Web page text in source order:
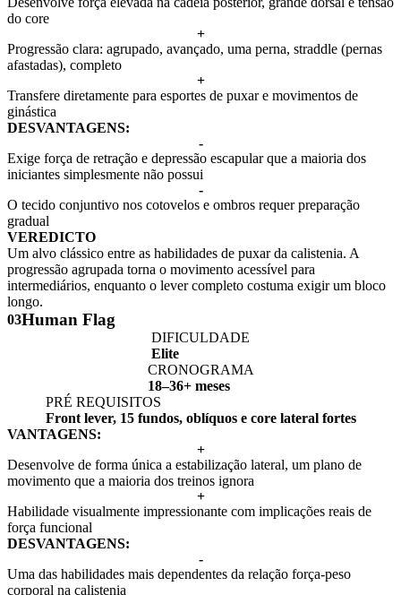
do core
+
Progressão clara: agrupado, avançado, uma perna, straddle (pernas
afastadas), completo
+
Transfere diretamente para esportes de puxar e movimentos de
ginástica
DESVANTAGENS:
-
Exige força de retração e depressão escapular que a maioria dos
iniciantes simplesmente não possui
-
O tecido conjuntivo nos cotovelos e ombros requer preparação
gradual
VEREDICTO
Um alvo clássico entre as habilidades de puxar da calistenia. A
progressão agrupada torna o movimento acessível para
intermediários, enquanto o lever completo costuma exigir um bloco
longo.
03Human Flag
DIFICULDADE
Elite
CRONOGRAMA
18–36+ meses
PRÉ REQUISITOS
Front lever, 15 fundos, oblíquos e core lateral fortes
VANTAGENS:
+
Desenvolve de forma única a estabilização lateral, um plano de
movimento que a maioria dos treinos ignora
+
Habilidade visualmente impressionante com implicações reais de
força funcional
DESVANTAGENS:
-
Uma das habilidades mais dependentes da relação força-peso
corporal na calistenia